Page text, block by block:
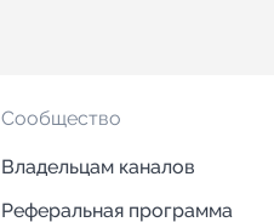
Сообщество
Владельцам каналов
Реферальная программа